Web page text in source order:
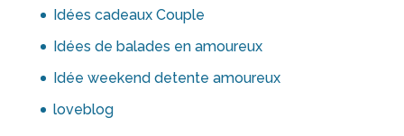
Idées cadeaux Couple
Idées de balades en amoureux
Idée weekend detente amoureux
loveblog